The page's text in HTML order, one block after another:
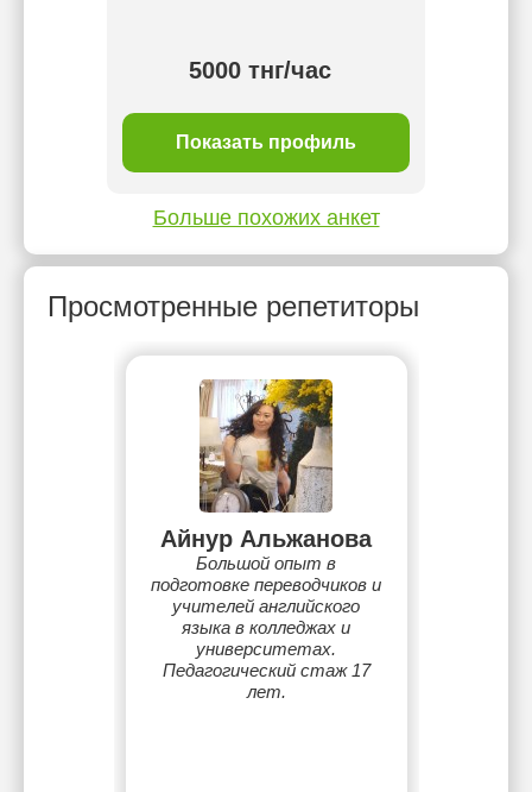
5000 тнг/час
Показать профиль
Больше похожих анкет
Просмотренные репетиторы
Айнур Альжанова
Большой опыт в
подготовке переводчиков и
учителей английского
языка в колледжах и
университетах.
Педагогический стаж 17
лет.